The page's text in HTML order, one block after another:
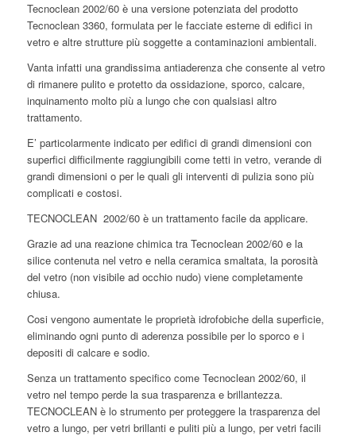
Tecnoclean 2002/60 è una versione potenziata del prodotto
Tecnoclean 3360, formulata per le facciate esterne di edifici in
vetro e altre strutture più soggette a contaminazioni ambientali.
Vanta infatti una grandissima antiaderenza che consente al vetro
di rimanere pulito e protetto da ossidazione, sporco, calcare,
inquinamento molto più a lungo che con qualsiasi altro
trattamento.
E’ particolarmente indicato per edifici di grandi dimensioni con
superfici difficilmente raggiungibili come tetti in vetro, verande di
grandi dimensioni o per le quali gli interventi di pulizia sono più
complicati e costosi.
TECNOCLEAN 2002/60 è un trattamento facile da applicare.
Grazie ad una reazione chimica tra Tecnoclean 2002/60 e la
silice contenuta nel vetro e nella ceramica smaltata, la porosità
del vetro (non visibile ad occhio nudo) viene completamente
chiusa.
Cosi vengono aumentate le proprietà idrofobiche della superficie,
eliminando ogni punto di aderenza possibile per lo sporco e i
depositi di calcare e sodio.
Senza un trattamento specifico come Tecnoclean 2002/60, il
vetro nel tempo perde la sua trasparenza e brillantezza.
TECNOCLEAN è lo strumento per proteggere la trasparenza del
vetro a lungo, per vetri brillanti e puliti più a lungo, per vetri facili